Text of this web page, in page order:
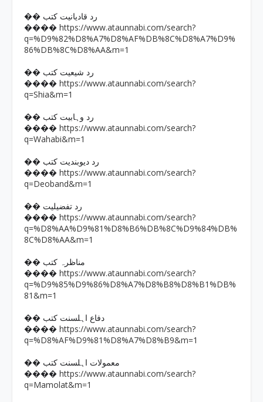
�� رد قادیانیت کتب
���� https://www.ataunnabi.com/search?
q=%D9%82%D8%A7%D8%AF%DB%8C%D8%A7%D9%
86%DB%8C%D8%AA&m=1
�� رد شیعیت کتب
���� https://www.ataunnabi.com/search?
q=Shia&m=1
�� رد وہابیت کتب
���� https://www.ataunnabi.com/search?
q=Wahabi&m=1
�� رد دیوبندیت کتب
���� https://www.ataunnabi.com/search?
q=Deoband&m=1
�� رد تفضیلیت
���� https://www.ataunnabi.com/search?
q=%D8%AA%D9%81%D8%B6%DB%8C%D9%84%DB%
8C%D8%AA&m=1
�� مناظرہ کتب
���� https://www.ataunnabi.com/search?
q=%D9%85%D9%86%D8%A7%D8%B8%D8%B1%DB%
81&m=1
�� دفاع اہلسنت کتب
���� https://www.ataunnabi.com/search?
q=%D8%AF%D9%81%D8%A7%D8%B9&m=1
�� معمولات اہلسنت کتب
���� https://www.ataunnabi.com/search?
q=Mamolat&m=1